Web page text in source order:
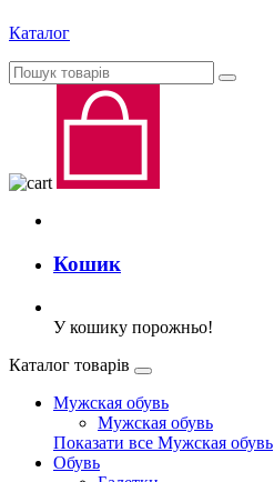
Каталог
Кошик
У кошику порожньо!
Каталог товарів
Мужская обувь
Мужская обувь
Показати все Мужская обувь
Обувь